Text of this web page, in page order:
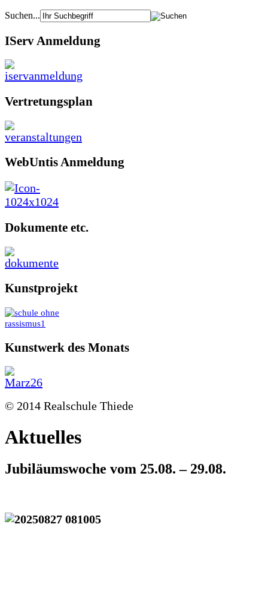
Suchen...
IServ Anmeldung
Vertretungsplan
WebUntis Anmeldung
Dokumente etc.
Kunstprojekt
Kunstwerk des Monats
© 2014 Realschule Thiede
Aktuelles
Jubiläumswoche vom 25.08. – 29.08.